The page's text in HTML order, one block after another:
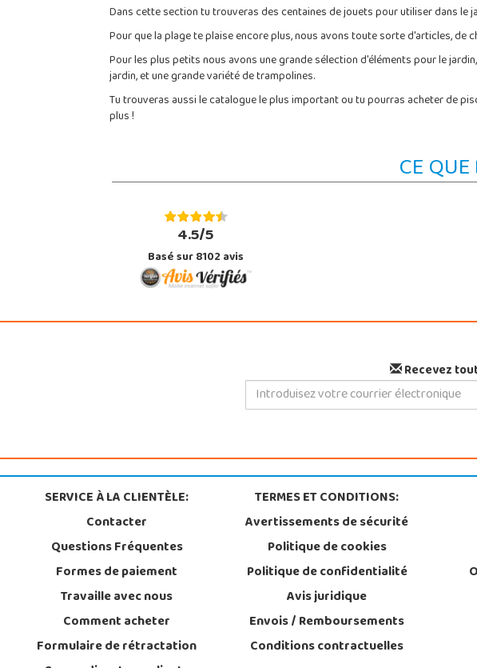
Dans cette section tu trouveras des centaines de jouets pour utiliser dans
Pour que la plage te plaise encore plus, nous avons toute sorte d'articles, de
Pour les plus petits nous avons une grande sélection d'éléments pour le
jardin, et une grande variété de trampolines.
Tu trouveras aussi le catalogue le plus important ou tu pourras acheter de
plus !
CE
4.5/5
Basé sur 8102 avis
Recevez
SERVICE À LA CLIENTÈLE:
Contacter
Questions Fréquentes
Formes de paiement
Travaille avec nous
Comment acheter
Formulaire de rétractation
TERMES ET CONDITIONS:
Avertissements de sécurité
Politique de cookies
Politique de confidentialité
Avis juridique
Envois / Remboursements
Conditions contractuelles